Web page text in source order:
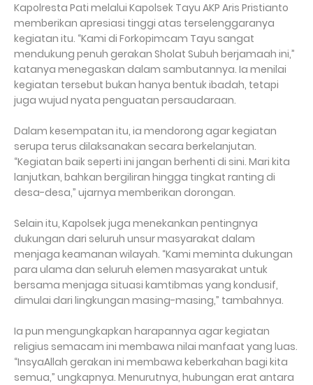
Kapolresta Pati melalui Kapolsek Tayu AKP Aris Pristianto
memberikan apresiasi tinggi atas terselenggaranya
kegiatan itu. “Kami di Forkopimcam Tayu sangat
mendukung penuh gerakan Sholat Subuh berjamaah ini,”
katanya menegaskan dalam sambutannya. Ia menilai
kegiatan tersebut bukan hanya bentuk ibadah, tetapi
juga wujud nyata penguatan persaudaraan.
Dalam kesempatan itu, ia mendorong agar kegiatan
serupa terus dilaksanakan secara berkelanjutan.
“Kegiatan baik seperti ini jangan berhenti di sini. Mari kita
lanjutkan, bahkan bergiliran hingga tingkat ranting di
desa-desa,” ujarnya memberikan dorongan.
Selain itu, Kapolsek juga menekankan pentingnya
dukungan dari seluruh unsur masyarakat dalam
menjaga keamanan wilayah. “Kami meminta dukungan
para ulama dan seluruh elemen masyarakat untuk
bersama menjaga situasi kamtibmas yang kondusif,
dimulai dari lingkungan masing-masing,” tambahnya.
Ia pun mengungkapkan harapannya agar kegiatan
religius semacam ini membawa nilai manfaat yang luas.
“InsyaAllah gerakan ini membawa keberkahan bagi kita
semua,” ungkapnya. Menurutnya, hubungan erat antara